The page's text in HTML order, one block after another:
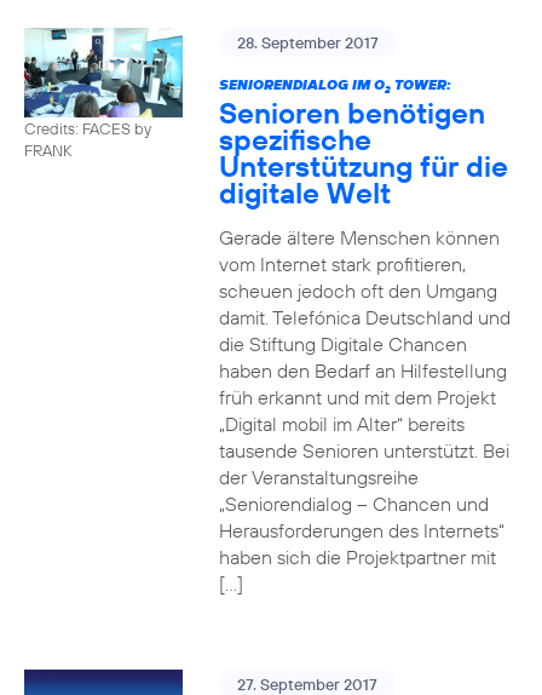
Credits: FACES by
FRANK
28. September 2017
SENIORENDIALOG IM O2TOWER:
Senioren benötigen
spezifische
Unterstützung für die
digitale Welt
Gerade ältere Menschen können
vom Internet stark profitieren,
scheuen jedoch oft den Umgang
damit. Telefónica Deutschland und
die Stiftung Digitale Chancen
haben den Bedarf an Hilfestellung
früh erkannt und mit dem Projekt
„Digital mobil im Alter“ bereits
tausende Senioren unterstützt. Bei
der Veranstaltungsreihe
„Seniorendialog – Chancen und
Herausforderungen des Internets“
haben sich die Projektpartner mit
[…]
27. September 2017